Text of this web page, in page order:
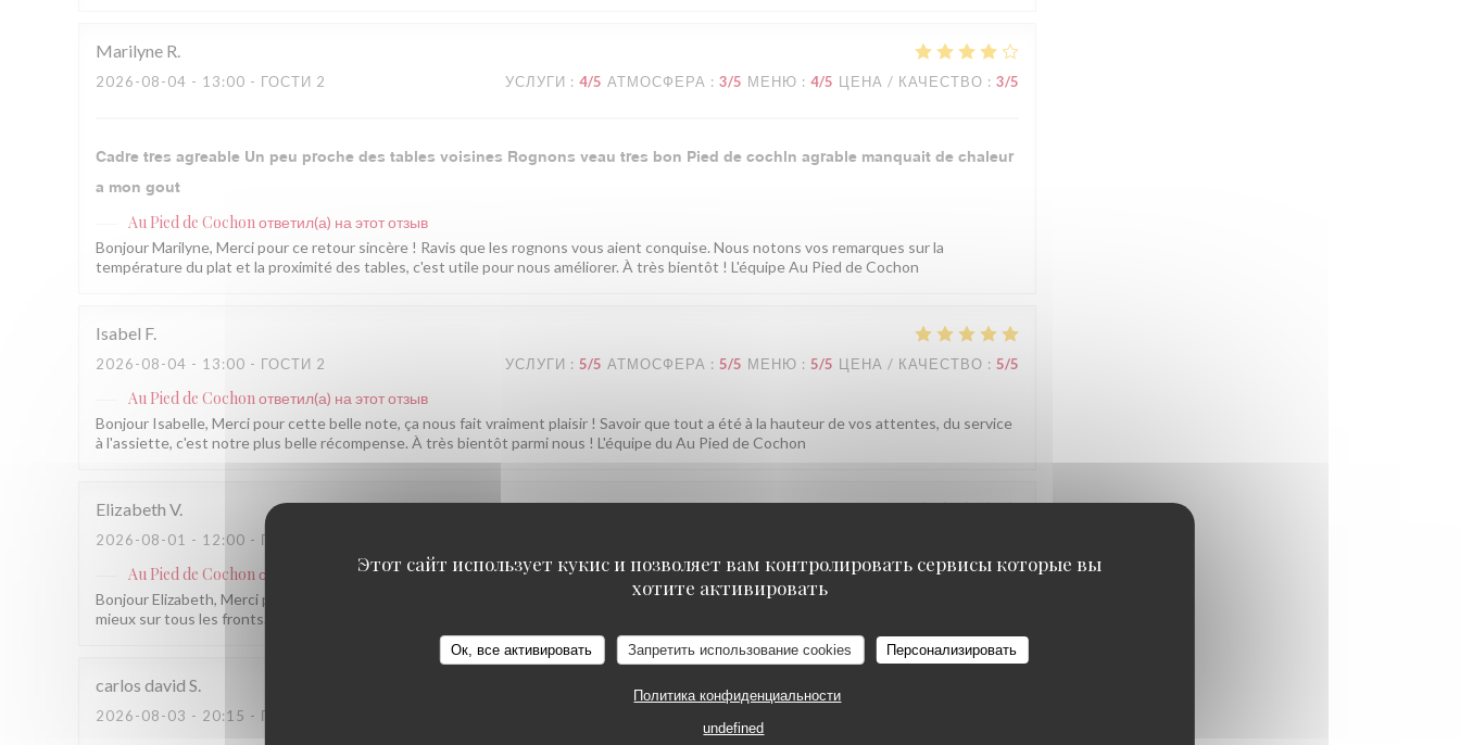
Этот сайт использует кукис и позволяет вам контролировать сервисы которые вы
хотите активировать
Ок, все активировать Запретить использование cookies Персонализировать
Политика конфиденциальности
undefined
Marilyne R
2026-08-04 - 13:00 - ГОСТИ 2 УСЛУГИ : 4/5 АТМОСФЕРА : 3/5 МЕНЮ : 4/5 ЦЕНА / КАЧЕСТВО : 3/5
Cadre tres agreable Un peu proche des tables voisines Rognons veau tres bon Pied de cochln agrable manquait de chaleur
a mon gout
Au Pied de Cochonответил(а) на этот отзыв
Bonjour Marilyne, Merci pour ce retour sincère ! Ravis que les rognons vous aient conquise. Nous notons vos remarques sur la
température du plat et la proximité des tables, c'est utile pour nous améliorer. À très bientôt ! L'équipe Au Pied de Cochon
Isabel F
2026-08-04 - 13:00 - ГОСТИ 2 УСЛУГИ : 5/5 АТМОСФЕРА : 5/5 МЕНЮ : 5/5 ЦЕНА / КАЧЕСТВО : 5/5
Au Pied de Cochonответил(а) на этот отзыв
Bonjour Isabelle, Merci pour cette belle note, ça nous fait vraiment plaisir ! Savoir que tout a été à la hauteur de vos attentes, du service
à l'assiette, c'est notre plus belle récompense. À très bientôt parmi nous ! L'équipe du Au Pied de Cochon
Elizabeth V
2026-08-01 - 12:00 - ГОСТИ 12
Au Pied de Cochonответил(а) на этот отзыв
Bonjour Elizabeth, Merci pour ce beau retour ! Ravies de savoir que notre équipe a été à la hauteur. Nous allons continuer à faire de notre
mieux sur tous les fronts. À très bientôt parmi nous ! L'équipe du Au Pied de Cochon
carlos david S
2026-08-03 - 20:15 - ГОСТИ 6